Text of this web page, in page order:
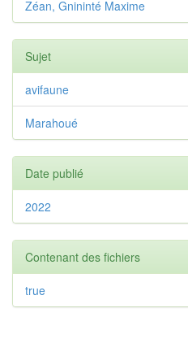
Zéan, Gnininté Maxime
Sujet
avifaune
Marahoué
Date publié
2022
Contenant des fichiers
true